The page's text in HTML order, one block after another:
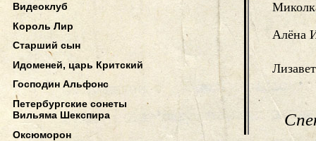
Алёна
Видеоклуб
Король Лир
Старший сын
Идоменей, царь Критский
Господин Альфонс
Петербургские сонеты
Вильяма Шекспира
Оксюморон